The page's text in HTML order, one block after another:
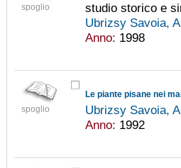
spoglio
studio storico e
Ubrizsy Savoia,
Anno: 1998
spoglio
Le piante pisane nei
Ubrizsy Savoia,
Anno: 1992